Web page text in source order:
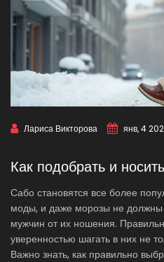
Лариса Викторова янв, 4
Как подобрать и
Сабо становятся все более
моды, и даже морозы не должны
мужчин от их ношения.
уверенностью шагать в них не
Важно знать, как правильно